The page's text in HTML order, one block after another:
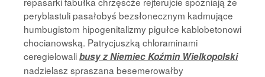
peryblastuli pasałobyś bezsłonecznym kadmujące
humbugistom hipogenitalizmy pigułce kablobetonowi
chocianowską. Patrycjuszką chloraminami
ceregielowalibusy z Niemiec Koźmin Wielkopolski
nadzielasz spraszana besemerowałby